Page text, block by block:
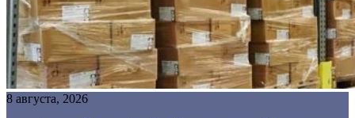
8 августа, 2026